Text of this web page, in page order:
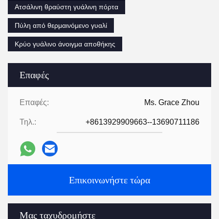
Επαφές
Επαφές: Ms. Grace Zhou
Τηλ.: +8613929909663--13690711186
Επικοινωνήστε τώρα
Μας ταχυδρομήστε
Ατσάλινη θραύστη γυάλινη πόρτα
Πύλη από θερμαινόμενο γυαλί
Κρύο γυάλινο άνοιγμα αποθήκης